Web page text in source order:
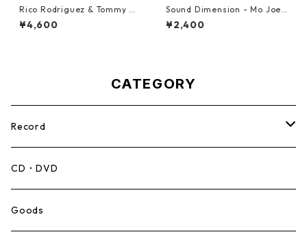
Rico Rodriguez & Tommy Mc
Cook - Going West【7-2198
3】
¥4,600
Sound Dimension - Mo Joe
Rock Steady【7-21087】
¥2,400
CATEGORY
Record
Mento,Calypso,Ballad
Ska
CD・DVD
Goods